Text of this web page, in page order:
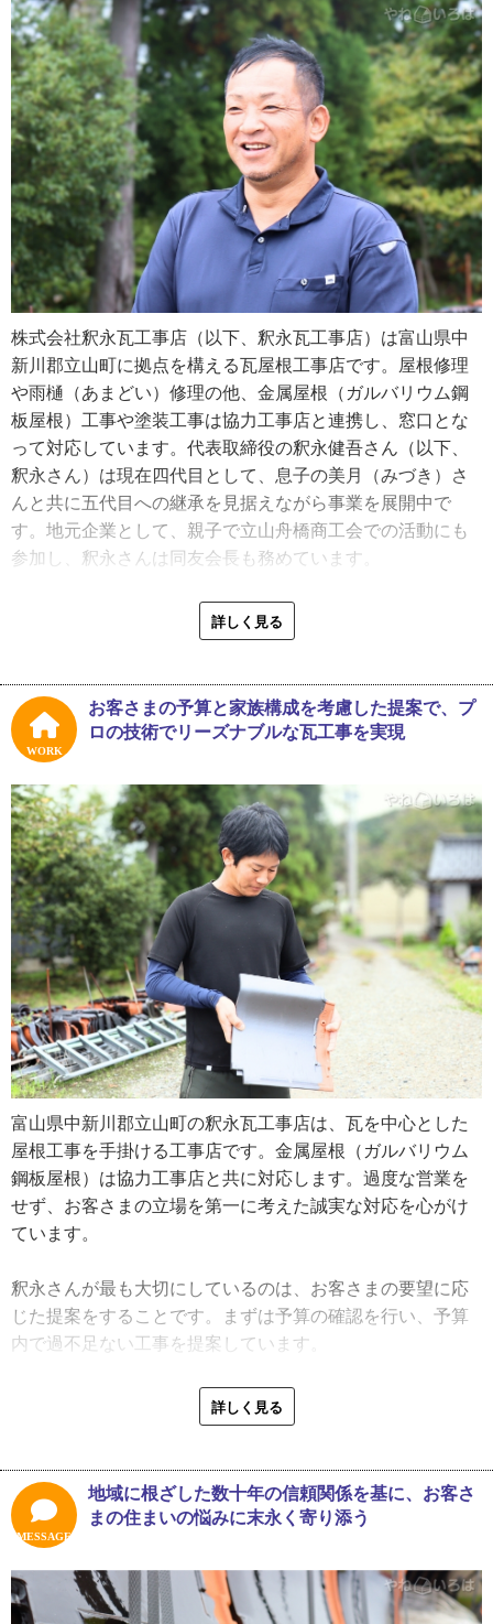
株式会社釈永瓦工事店（以下、釈永瓦工事店）は富山県中
新川郡立山町に拠点を構える瓦屋根工事店です。屋根修理
や雨樋（あまどい）修理の他、金属屋根（ガルバリウム鋼
板屋根）工事や塗装工事は協力工事店と連携し、窓口とな
って対応しています。代表取締役の釈永健吾さん（以下、
釈永さん）は現在四代目として、息子の美月（みづき）さ
んと共に五代目への継承を見据えながら事業を展開中で
す。地元企業として、親子で立山舟橋商工会での活動にも
参加し、釈永さんは同友会長も務めています。
1907年（明治40年）創業の釈永瓦工事店。釈永瓦工事店の
分厚い歴史の始まりは瓦製造業でした。ここ富山県中新川
窯が軒を連ねていたといいます。
物心ついた時から瓦がそばにある生活だった釈永さんにと
ルバイトも経験していましたが、先代（釈永さんのお父さ
ん）は瓦工事業を「危険な仕事で、収入も安定していな
い」と考えており、子どもに継がせようとはしなかったそ
う。そのため釈永さんは高校卒業後に地元の企業へ就職
し、会社員として9年間勤務しました。
「会社員時代は同じ機械の前で同じ作業の繰り返し。仕事
がつまらなくてね。そんな時、家の仕事が順調で人手が欲
しいとのことで、再就職前に手伝ってみるかという気持ち
で入社したんです」
いうスタンス。しかし元々ものづくりが好きで、会社員時
代は精密機器を扱っていたため、瓦の細かな仕事に全く苦
にならず、気が付けば瓦に魅了されていました。そして
2011年、先代が亡くなったのをきっかけに38歳で代表を引
き継ぐことになったのです。
そして釈永さんの息子の美月さんは、高校卒業後に愛知県
の瓦職業訓練校で学び、一級かわらぶき技能士の資格を取
得。現在は地元の商工会青年部にも加入し、同世代の経営
者たちとの交流を通じて視野を広げています。
高校生の時から瓦の仕事にやりがいを感じていたんです。
瓦屋に生まれた宿命も感じていて、早い段階で継ぐと決め
ました。今は商工会青年部にも参加して、同業者の方から
すごく刺激を受けています。ただ、父の中では『本当に継
がせてよいのか』と、自分が息子をコントロールしたので
はという葛藤がいまだにあるみたいです」
詳しく見る
WORK
お客さまの予算と家族構成を考慮した提案で、プ
ロの技術でリーズナブルな瓦工事を実現
富山県中新川郡立山町の釈永瓦工事店は、瓦を中心とした
屋根工事を手掛ける工事店です。金属屋根（ガルバリウム
鋼板屋根）は協力工事店と共に対応します。過度な営業を
せず、お客さまの立場を第一に考えた誠実な対応を心がけ
ています。
釈永さんが最も大切にしているのは、お客さまの要望に応
じた提案をすることです。まずは予算の確認を行い、予算
内で過不足ない工事を提案しています。
「例えば予算が100万円でしたら、その範囲でできる無駄の
ない屋根修理を提案します。見積りは材料のグレードと施
最近の施工事例を尋ねたところ、築40年の住宅の棟（※1）
部分の雨漏り修理が挙がりました。現地調査で原因を特定
お客さまは80代のご夫婦でお子さんが別世帯のため、今後
の維持管理を考慮した提案が必要でした。
詳しく見る
MESSAGE
地域に根ざした数十年の信頼関係を基に、お客さ
まの住まいの悩みに末永く寄り添う